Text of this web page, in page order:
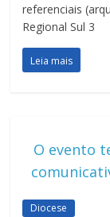
referenciais
Regional Sul 3
Leia mais
O evento
Diocese